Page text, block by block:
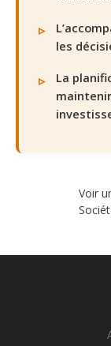
les
La
Voir